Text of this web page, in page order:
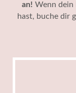
an! Wenn dein
hast, buche dir